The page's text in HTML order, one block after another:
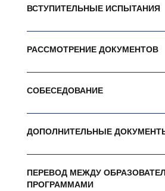
ВСТУПИТЕЛЬНЫЕ ИСПЫТАНИЯ
РАССМОТРЕНИЕ ДОКУМЕНТОВ
СОБЕСЕДОВАНИЕ
ДОПОЛНИТЕЛЬНЫЕ
ПЕРЕВОД МЕЖДУ
ПРОГРАММАМИ